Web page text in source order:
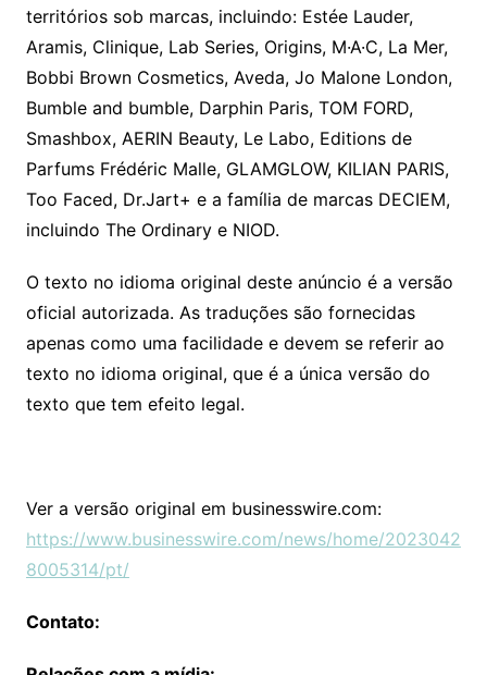
territórios sob marcas, incluindo: Estée Lauder,
Aramis, Clinique, Lab Series, Origins, M·A·C, La Mer,
Bobbi Brown Cosmetics, Aveda, Jo Malone London,
Bumble and bumble, Darphin Paris, TOM FORD,
Smashbox, AERIN Beauty, Le Labo, Editions de
Parfums Frédéric Malle, GLAMGLOW, KILIAN PARIS,
Too Faced, Dr.Jart+ e a família de marcas DECIEM,
incluindo The Ordinary e NIOD.
O texto no idioma original deste anúncio é a versão
oficial autorizada. As traduções são fornecidas
apenas como uma facilidade e devem se referir ao
texto no idioma original, que é a única versão do
texto que tem efeito legal.
Ver a versão original em businesswire.com:
https://www.businesswire.com/news/home/2023042
8005314/pt/
Contato: